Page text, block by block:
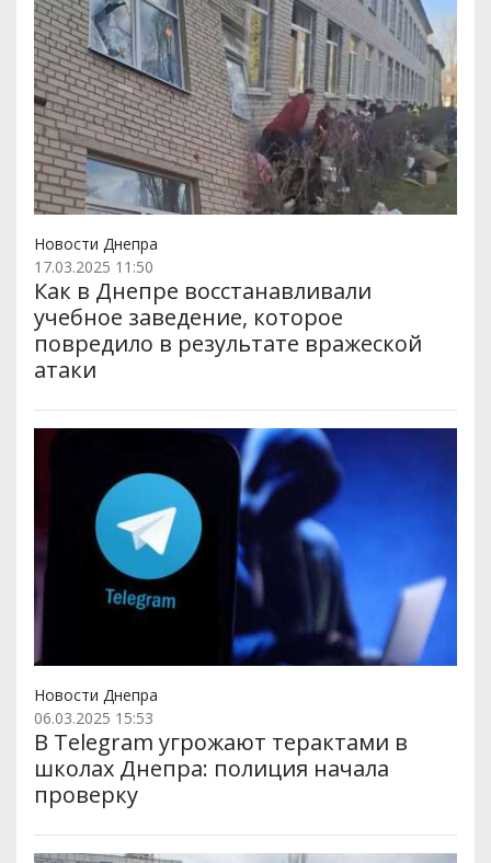
Новости Днепра
17.03.2025 11:50
Как в Днепре восстанавливали
учебное заведение, которое
повредило в результате вражеской
атаки
Новости Днепра
06.03.2025 15:53
В Telegram угрожают терактами в
школах Днепра: полиция начала
проверку